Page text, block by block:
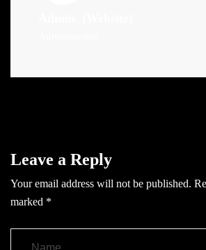
Leave a Reply
Your email address will not be published.
marked *